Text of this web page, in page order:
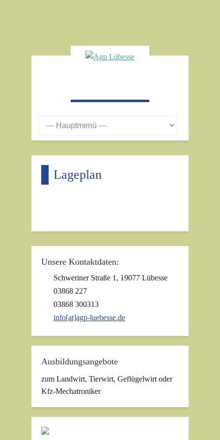
Lageplan
Unsere Kontaktdaten:
Schweriner Straße 1, 19077 Lübesse
03868 227
03868 300313
info[at]agp-luebesse.de
Ausbildungsangebote
zum Landwirt, Tierwirt, Geflügelwirt oder
Kfz-Mechatroniker